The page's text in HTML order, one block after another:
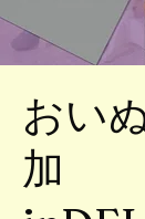
おい
加